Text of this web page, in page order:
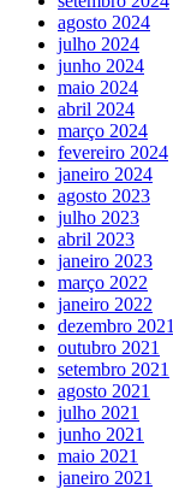
agosto 2024
julho 2024
junho 2024
maio 2024
abril 2024
março 2024
fevereiro 2024
janeiro 2024
agosto 2023
julho 2023
abril 2023
janeiro 2023
março 2022
janeiro 2022
dezembro 2021
outubro 2021
setembro 2021
agosto 2021
julho 2021
junho 2021
maio 2021
janeiro 2021